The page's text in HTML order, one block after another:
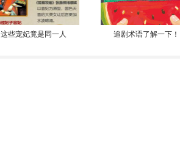
这些宠妃竟是同一人 追剧术语了解一下！